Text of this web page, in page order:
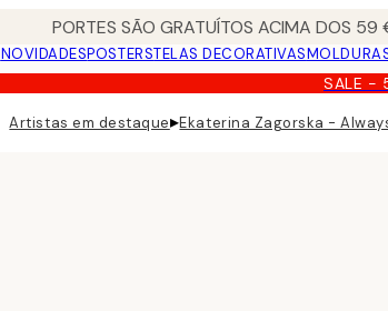
PORTES SÃO GRATUÍTOS ACIMA DOS 59
NOVIDADESPOSTERSTELAS DECORATIVAS
SALE -
Artistas em destaque▸Ekaterina Zagorska -